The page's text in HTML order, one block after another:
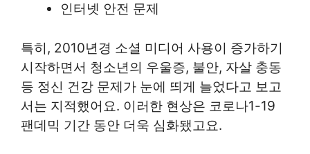
인터넷 안전 문제
특히, 2010년경 소셜 미디어 사용이 증가하기
시작하면서 청소년의 우울증, 불안, 자살 충동
등 정신 건강 문제가 눈에 띄게 늘었다고 보고
서는 지적했어요. 이러한 현상은 코로나1-19
팬데믹 기간 동안 더욱 심화됐고요.